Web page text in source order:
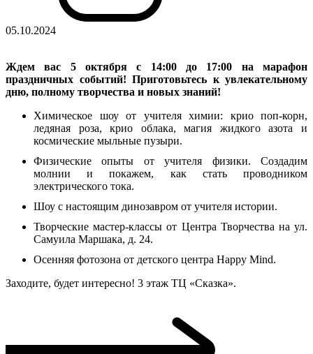
05.10.2024
Ждем вас 5 октября с 14:00 до 17:00 на марафон
праздничных событий! Приготовьтесь к увлекательному
дню, полному творчества и новых знаний!
Химическое шоу от учителя химии: крио поп-корн,
ледяная роза, крио облака, магия жидкого азота и
космические мыльные пузыри.
Физические опыты от учителя физики. Создадим
молнии и покажем, как стать проводником
электрического тока.
Шоу с настоящим динозавром от учителя истории.
Творческие мастер-классы от Центра Творчества на ул.
Самуила Маршака, д. 24.
Осенняя фотозона от детского центра Happy Mind.
Заходите, будет интересно! 3 этаж ТЦ «Сказка».